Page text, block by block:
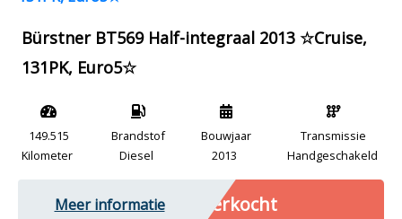
Bürstner BT569 Half-integraal 2013 ☆Cruise,
131PK, Euro5☆
149.515
Kilometer
Brandstof
Diesel
Bouwjaar
2013
Transmissie
Handgeschakeld
Meer informatie Verkocht